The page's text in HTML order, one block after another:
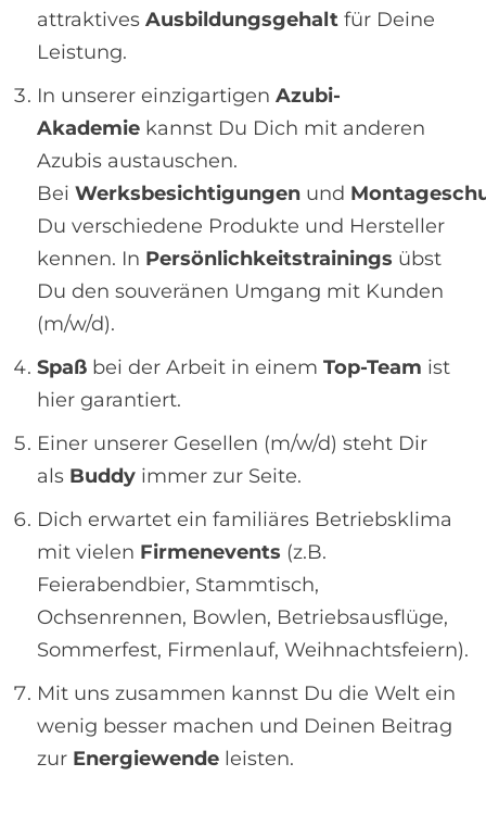
attraktives Ausbildungsgehalt für Deine
Leistung.
In unserer einzigartigen Azubi-
Akademie kannst Du Dich mit anderen
Azubis austauschen.
Bei Werksbesichtigungen und
Du verschiedene Produkte und Hersteller
kennen. In Persönlichkeitstrainings übst
Du den souveränen Umgang mit Kunden
(m/w/d).
Spaß bei der Arbeit in einem Top-Team ist
hier garantiert.
Einer unserer Gesellen (m/w/d) steht Dir
als Buddy immer zur Seite.
Dich erwartet ein familiäres Betriebsklima
mit vielen Firmenevents (z.B.
Feierabendbier, Stammtisch,
Ochsenrennen, Bowlen, Betriebsausflüge,
Sommerfest, Firmenlauf, Weihnachtsfeiern).
Mit uns zusammen kannst Du die Welt ein
wenig besser machen und Deinen Beitrag
zur Energiewende leisten.